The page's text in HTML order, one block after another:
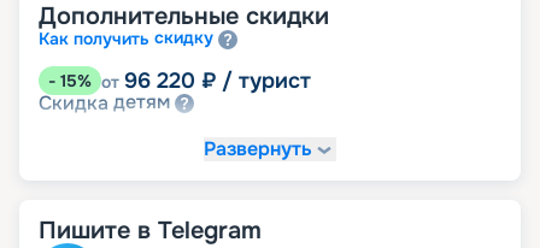
Дополнительные скидки
Как получить скидку
- 15% от 96 220 ₽ / турист
Скидка детям
Развернуть
Пишите в Telegram